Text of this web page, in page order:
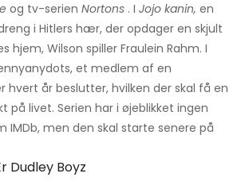
og tv-serien Nortons . I Jojo kanin, en
i Hitlers hær, der opdager en skjult
hjem, Wilson spiller Fraulein Rahm. I
et medlem af en
hvert år beslutter, hvilken der skal få en
på livet. Serien har i øjeblikket ingen
IMDb, men den skal starte senere på
Dudley Boyz